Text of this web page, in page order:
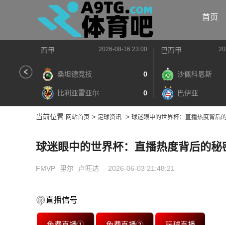
首页
西甲 2026-08-16 23:00
桑坦德竞技 0
比利亚雷亚尔 0
巴西甲
沙佩科恩斯
巴伊亚
当前位置: 网站首页 > 足球资讯 > 球迷眼中的世界杯：直播热度背后
球迷眼中的世界杯：直播热度背后的秘
FMVP 里尔 卢旺达 2026-06-03 21:48:21
直播信号